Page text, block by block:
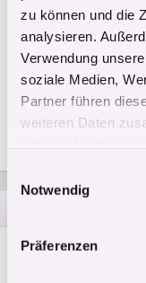
zu können und die
analysieren.
Verwendung
soziale Medien,
Partner führen
weiteren Daten
E
i
Notwendig
Präferenzen
Erogene Zonen
O
Mögliche
A
Das Bild der
von Frauen im
M Magazin-